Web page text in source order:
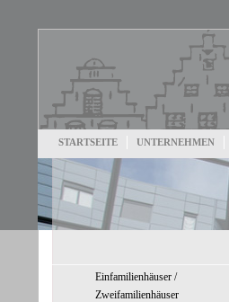
STARTSEITE UNTERNEHMEN
Einfamilienhäuser /
Zweifamilienhäuser